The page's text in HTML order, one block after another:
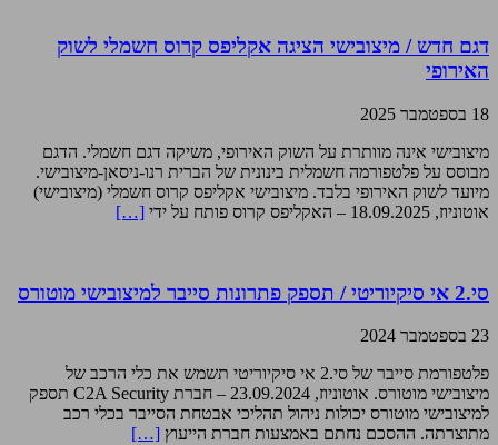
דגם חדש / מיצובישי הציגה אקליפס קרוס חשמלי לשוק
האירופי
18 בספטמבר 2025
מיצובישי אינה מוותרת על השוק האירופי, משיקה דגם חשמלי. הדגם
מבוסס על פלטפורמה חשמלית בינונית של הברית רנו-ניסאן-מיצובישי.
מיועד לשוק האירופי בלבד. מיצובישי אקליפס קרוס חשמלי (מיצובישי)
אוטוניוז, 18.09.2025 – האקליפס קרוס פותח על ידי
[…]
סי.2 אי סיקיוריטי / תספק פתרונות סייבר למיצובישי מוטורס
23 בספטמבר 2024
פלטפורמת סייבר של סי.2 אי סיקיוריטי תשמש את כלי הרכב של
מיצובישי מוטורס. אוטוניוז, 23.09.2024 – חברת C2A Security תספק
למיצובישי מוטורס יכולות ניהול תהליכי אבטחת הסייבר בכלי רכב
מתוצרתה. ההסכם נחתם באמצעות חברת הייעוץ […]